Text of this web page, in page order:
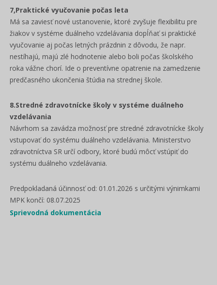
7,Praktické vyučovanie počas leta
Má sa zaviesť nové ustanovenie, ktoré zvyšuje flexibilitu pre
žiakov v systéme duálneho vzdelávania dopĺňať si praktické
vyučovanie aj počas letných prázdnin z dôvodu, že napr.
nestíhajú, majú zlé hodnotenie alebo boli počas školského
roka vážne chorí. Ide o preventívne opatrenie na zamedzenie
predčasného ukončenia štúdia na strednej škole.
8.Stredné zdravotnícke školy v systéme duálneho
vzdelávania
Návrhom sa zavádza možnosť pre stredné zdravotnícke školy
vstupovať do systému duálneho vzdelávania. Ministerstvo
zdravotníctva SR určí odbory, ktoré budú môcť vstúpiť do
systému duálneho vzdelávania.
Predpokladaná účinnosť od: 01.01.2026 s určitými výnimkami
MPK končí: 08.07.2025
Sprievodná dokumentácia